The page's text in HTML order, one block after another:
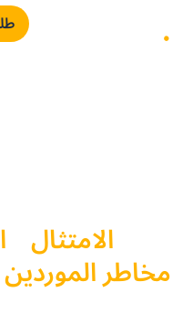
الامتثال
مخاطر الموردين
باستخدام الرؤية